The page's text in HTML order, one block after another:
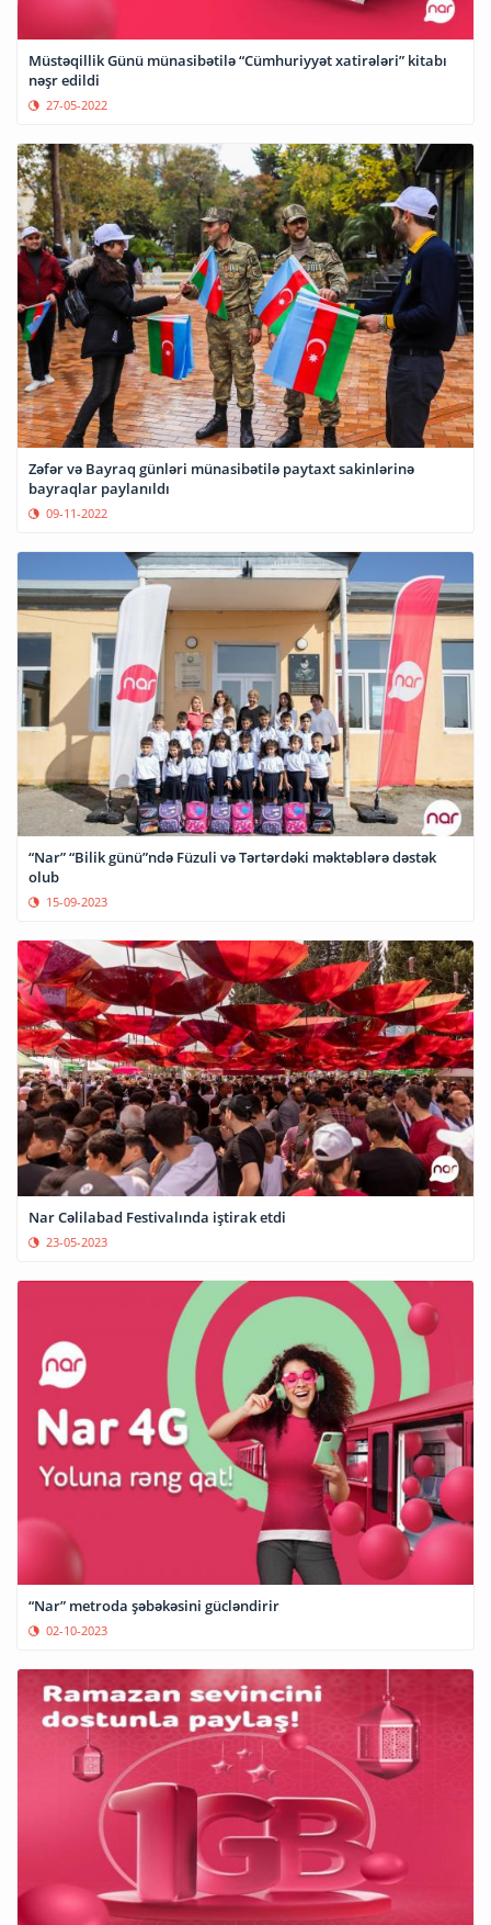
Müstəqillik Günü münasibətilə “Cümhuriyyət xatirələri” kitabı
27-05-2022
Zəfər və Bayraq günləri münasibətilə paytaxt sakinlərinə
bayraqlar paylanıldı
09-11-2022
“Nar” “Bilik günü”ndə Füzuli və Tərtərdəki məktəblərə dəstək
olub
15-09-2023
Nar Cəlilabad Festivalında iştirak etdi
23-05-2023
“Nar” metroda şəbəkəsini gücləndirir
02-10-2023